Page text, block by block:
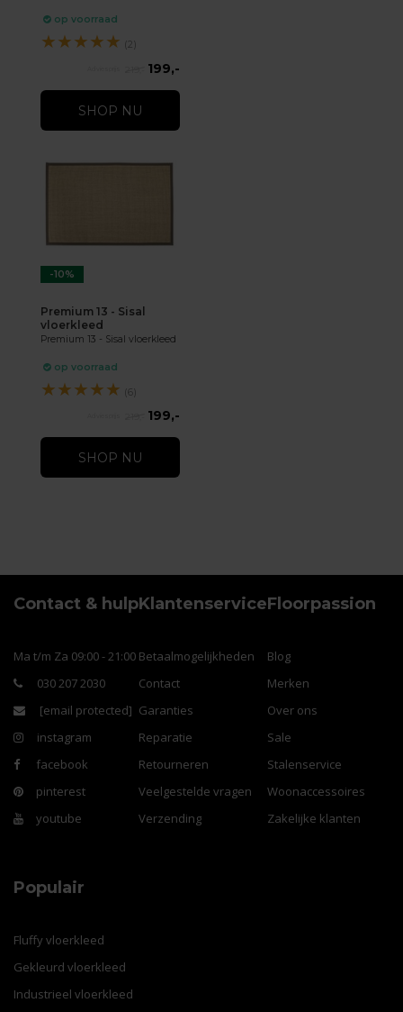
op voorraad
★★★★★ (2)
199,-
SHOP NU
-10%
Premium 13 - Sisal
vloerkleed
Premium 13 - Sisal vloerkleed
op voorraad
★★★★★ (6)
199,-
SHOP NU
Contact & hulp
Ma t/m Za 09:00 - 21:00
030 207 2030
[email protected]
instagram
facebook
pinterest
youtube
Klantenservice
Betaalmogelijkheden
Contact
Garanties
Reparatie
Retourneren
Veelgestelde vragen
Verzending
Floorpassion
Blog
Merken
Over ons
Sale
Stalenservice
Woonaccessoires
Zakelijke klanten
Populair
Fluffy vloerkleed
Gekleurd vloerkleed
Industrieel vloerkleed